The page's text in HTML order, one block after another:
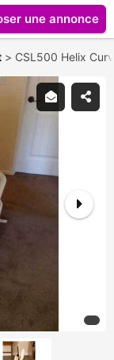
une annonce
> CSL500 Helix